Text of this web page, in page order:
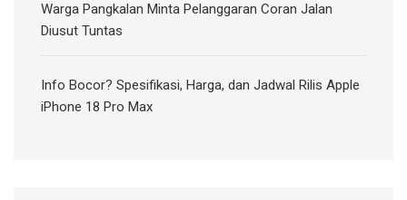
Warga Pangkalan Minta Pelanggaran Coran Jalan
Diusut Tuntas
Info Bocor? Spesifikasi, Harga, dan Jadwal Rilis Apple
iPhone 18 Pro Max